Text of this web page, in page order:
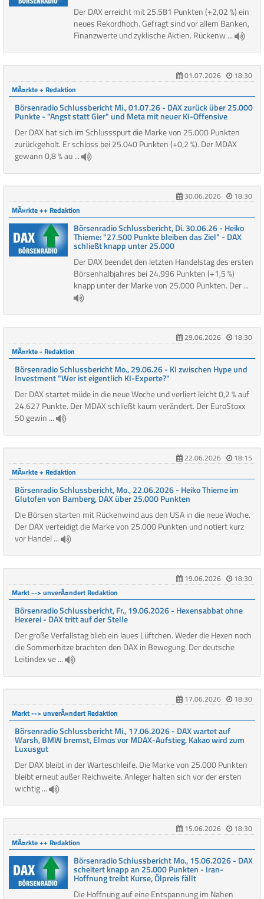
Der DAX erreicht mit 25.581 Punkten (+2,02 %) ein
neues Rekordhoch. Gefragt sind vor allem Banken,
Finanzwerte und zyklische Aktien. Rückenw ...
01.07.2026
18:30
MÃ¤rkte + Redaktion
Börsenradio Schlussbericht Mi., 01.07.26 - DAX zurück über 25.000
Punkte - "Angst statt Gier" und Meta mit neuer KI-Offensive
Der DAX hat sich im Schlussspurt die Marke von 25.000 Punkten
zurückgeholt. Er schloss bei 25.040 Punkten (+0,2 %). Der MDAX
gewann 0,8 % au ...
30.06.2026
18:30
MÃ¤rkte ++ Redaktion
Börsenradio Schlussbericht, Di. 30.06.26 - Heiko
Thieme: "27.500 Punkte bleiben das Ziel" - DAX
schließt knapp unter 25.000
Der DAX beendet den letzten Handelstag des ersten
Börsenhalbjahres bei 24.996 Punkten (+1,5 %)
knapp unter der Marke von 25.000 Punkten. Der ...
29.06.2026
18:30
MÃ¤rkte - Redaktion
Börsenradio Schlussbericht Mo., 29.06.26 - KI zwischen Hype und
Investment "Wer ist eigentlich KI-Experte?"
Der DAX startet müde in die neue Woche und verliert leicht 0,2 % auf
24.627 Punkte. Der MDAX schließt kaum verändert. Der EuroStoxx
50 gewin ...
22.06.2026
18:15
MÃ¤rkte + Redaktion
Börsenradio Schlussbericht, Mo., 22.06.2026 - Heiko Thieme im
Glutofen von Bamberg, DAX über 25.000 Punkten
Die Börsen starten mit Rückenwind aus den USA in die neue Woche.
Der DAX verteidigt die Marke von 25.000 Punkten und notiert kurz
vor Handel ...
19.06.2026
18:30
Markt --> unverÃ¤ndert Redaktion
Börsenradio Schlussbericht, Fr., 19.06.2026 - Hexensabbat ohne
Hexerei - DAX tritt auf der Stelle
Der große Verfallstag blieb ein laues Lüftchen. Weder die Hexen noch
die Sommerhitze brachten den DAX in Bewegung. Der deutsche
Leitindex ve ...
17.06.2026
18:30
Markt --> unverÃ¤ndert Redaktion
Börsenradio Schlussbericht Mi., 17.06.2026 - DAX wartet auf
Warsh, BMW bremst, Elmos vor MDAX-Aufstieg, Kakao wird zum
Luxusgut
Der DAX bleibt in der Warteschleife. Die Marke von 25.000 Punkten
bleibt erneut außer Reichweite. Anleger halten sich vor der ersten
wichtig ...
15.06.2026
18:30
MÃ¤rkte ++ Redaktion
Börsenradio Schlussbericht Mo., 15.06.2026 - DAX
scheitert knapp an 25.000 Punkten - Iran-
Hoffnung treibt Kurse, Ölpreis fällt
Die Hoffnung auf eine Entspannung im Nahen